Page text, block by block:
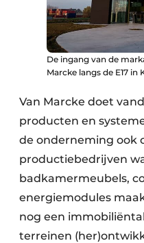
De ingang van de
Marcke langs de E17 in
Van Marcke doet
producten en
de onderneming ook
productiebedrijven
badkamermeubels,
energiemodules
nog een
terreinen